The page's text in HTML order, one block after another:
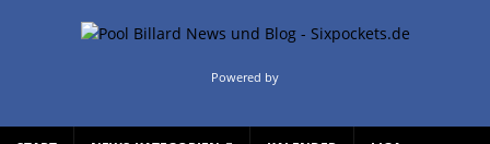
Powered by